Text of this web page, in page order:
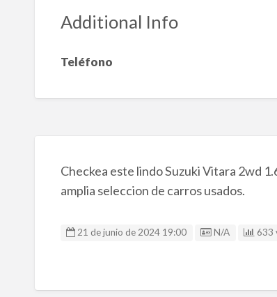
Additional Info
Teléfono
Checkea este lindo Suzuki Vitara 2wd
amplia seleccion de carros usados.
21 de junio de 2024 19:00 Listing ID
N/A 633